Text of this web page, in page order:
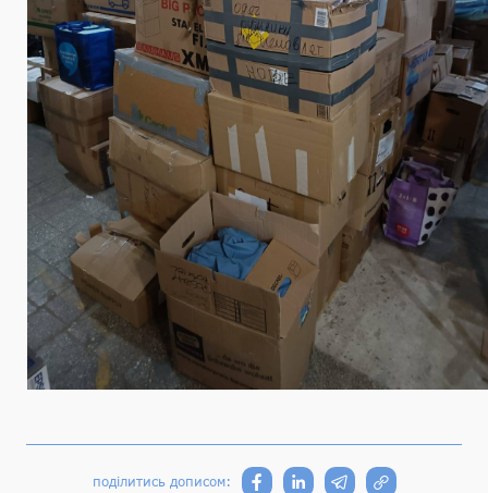
поділитись дописом: